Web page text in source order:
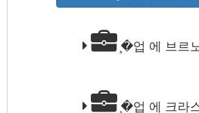
̧�업 에 브르
̧�업 에 크라